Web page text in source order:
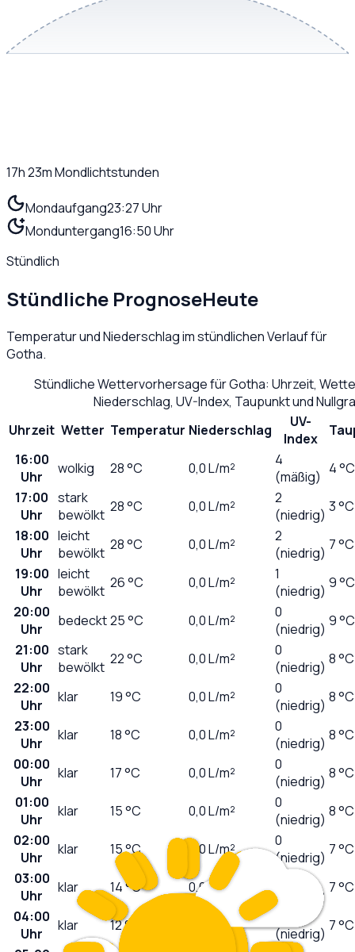
17h 23mMondlichtstunden
Mondaufgang23:27 Uhr
Monduntergang16:50 Uhr
Stündlich
Stündliche PrognoseHeute
Temperatur und Niederschlag im stündlichen Verlauf für
Gotha.
Stündliche Wettervorhersage fürGotha: Uhrzeit,
Niederschlag, UV-Index, Taupunkt und
Uhrzeit Wetter Temperatur Niederschlag
UV-
Index
16:00
Uhr
wolkig 28°C 0,0L/m²
4
(mäßig) 4 °C
17:00
Uhr
stark
bewölkt 28°C 0,0L/m²
2
(niedrig) 3 °C
18:00
Uhr
leicht
bewölkt 28°C 0,0L/m²
2
(niedrig) 7 °C
19:00
Uhr
leicht
bewölkt 26°C 0,0L/m²
1
(niedrig) 9 °C
20:00
Uhr
bedeckt25°C 0,0L/m²
0
(niedrig) 9 °C
21:00
Uhr
stark
bewölkt 22°C 0,0L/m²
0
(niedrig) 8 °C
22:00
Uhr
klar 19°C 0,0L/m²
0
(niedrig) 8 °C
23:00
Uhr
klar 18°C 0,0L/m²
0
(niedrig) 8 °C
00:00
Uhr
klar 17°C 0,0L/m²
0
(niedrig) 8 °C
01:00
Uhr
klar 15°C 0,0L/m²
0
(niedrig) 8 °C
02:00
Uhr
klar 15°C 0,0L/m²
0
(niedrig) 7 °C
03:00
Uhr
klar 14°C 0,0L/m²
(niedrig) 7 °C
04:00
Uhr
klar 12°C L/m²
(niedrig) 7 °C